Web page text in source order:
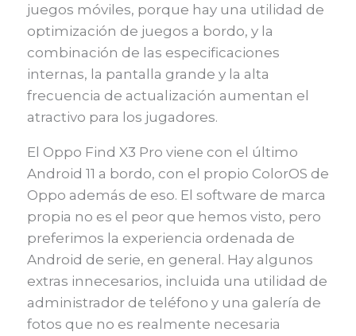
juegos móviles, porque hay una utilidad de
optimización de juegos a bordo, y la
combinación de las especificaciones
internas, la pantalla grande y la alta
frecuencia de actualización aumentan el
atractivo para los jugadores.
El Oppo Find X3 Pro viene con el último
Android 11 a bordo, con el propio ColorOS de
Oppo además de eso. El software de marca
propia no es el peor que hemos visto, pero
preferimos la experiencia ordenada de
Android de serie, en general. Hay algunos
extras innecesarios, incluida una utilidad de
administrador de teléfono y una galería de
fotos que no es realmente necesaria